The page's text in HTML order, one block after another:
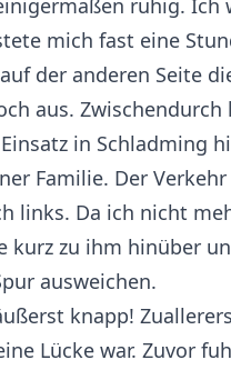
ruhig. Ich
mich fast eine
der anderen Seite
aus.
in Schladming
Familie. Der
links. Da ich nicht
kurz zu ihm hinüber
ausweichen.
knapp!
Lücke war. Zuvor